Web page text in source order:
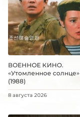
ВОЕННОЕ КИНО.
«Утомленное солнце»
(1988)
8 августа 2026